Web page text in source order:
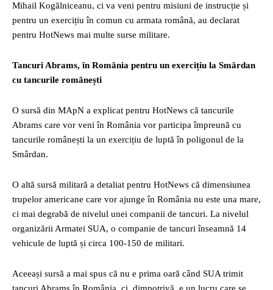
Mihail Kogălniceanu, ci va veni pentru misiuni de instrucție și
pentru un exercițiu în comun cu armata română, au declarat
pentru HotNews mai multe surse militare.
Tancuri Abrams, în România pentru un exercițiu la Smârdan
cu tancurile românești
O sursă din MApN a explicat pentru HotNews că tancurile
Abrams care vor veni în România vor participa împreună cu
tancurile românești la un exercițiu de luptă în poligonul de la
Smârdan.
O altă sursă militară a detaliat pentru HotNews că dimensiunea
trupelor americane care vor ajunge în România nu este una mare,
ci mai degrabă de nivelul unei companii de tancuri. La nivelul
organizării Armatei SUA, o companie de tancuri înseamnă 14
vehicule de luptă și circa 100-150 de militari.
Aceeași sursă a mai spus că nu e prima oară când SUA trimit